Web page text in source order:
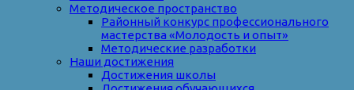
Методическое пространство
Районный конкурс профессионального
мастерства «Молодость и опыт»
Методические разработки
Наши достижения
Достижения школы